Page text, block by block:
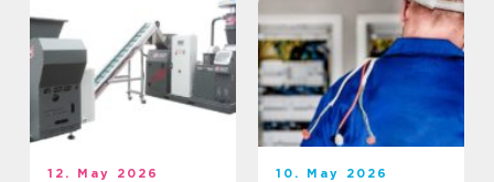
12. May 2026 10. May 2026